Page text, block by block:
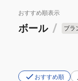
おすすめ順表示
ボール / ブラ
おすすめ順